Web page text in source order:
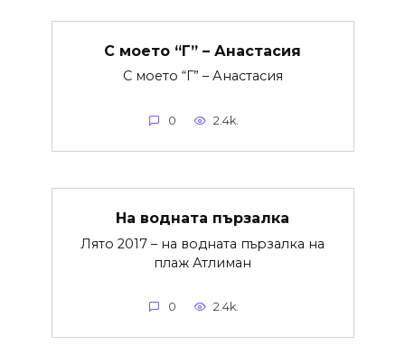
С моето “Г” – Анастасия
С моето “Г” – Анастасия
0 2.4k.
На водната пързалка
Лято 2017 – на водната пързалка на
плаж Атлиман
0 2.4k.